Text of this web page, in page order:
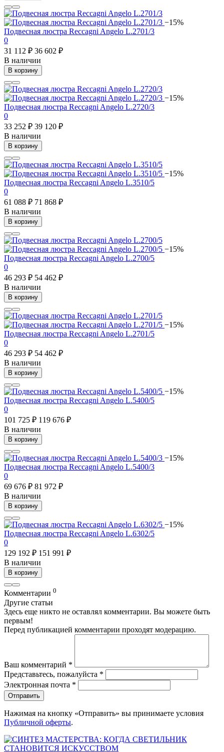
−15%
Подвесная люстра Reccagni Angelo L.2701/3
0
31 112 ₽ 36 602 ₽
В наличии
В корзину
−15%
Подвесная люстра Reccagni Angelo L.2720/3
0
33 252 ₽ 39 120 ₽
В наличии
В корзину
−15%
Подвесная люстра Reccagni Angelo L.3510/5
0
61 088 ₽ 71 868 ₽
В наличии
В корзину
−15%
Подвесная люстра Reccagni Angelo L.2700/5
0
46 293 ₽ 54 462 ₽
В наличии
В корзину
−15%
Подвесная люстра Reccagni Angelo L.2701/5
0
46 293 ₽ 54 462 ₽
В наличии
В корзину
−15%
Подвесная люстра Reccagni Angelo L.5400/5
0
101 725 ₽ 119 676 ₽
В наличии
В корзину
−15%
Подвесная люстра Reccagni Angelo L.5400/3
0
69 676 ₽ 81 972 ₽
В наличии
В корзину
−15%
Подвесная люстра Reccagni Angelo L.6302/5
0
129 192 ₽ 151 991 ₽
В наличии
В корзину
Комментарии 0
Другие статьи
Здесь еще никто не оставлял комментарии. Вы можете быть
первым!
Перед публикацией комментарии проходят модерацию.
Ваш комментарий *
Представьтесь, пожалуйста *
Электронная почта *
Отправить
Нажимая на кнопку «Отправить» вы принимаете условия
Публичной оферты.